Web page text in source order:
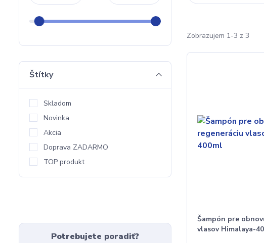
Zobrazujem 1-3 z 3
Šampón pre
vlasov Himalaya-
Štítky
Skladom
Novinka
Akcia
Doprava ZADARMO
TOP produkt
Potrebujete poradiť?